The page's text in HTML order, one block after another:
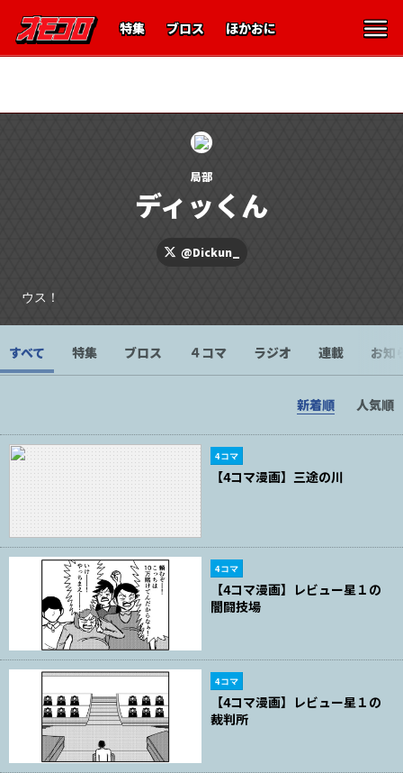
特集 ブロス ほかおに
局部
ディッくん
@Dickun_
ウス！
すべて 特集 ブロス ４コマ ラジオ 連載 お知
新着順 人気順
4コマ
【4コマ漫画】三途の川
4コマ
【4コマ漫画】レビュー星１の
闇闘技場
4コマ
【4コマ漫画】レビュー星１の
裁判所